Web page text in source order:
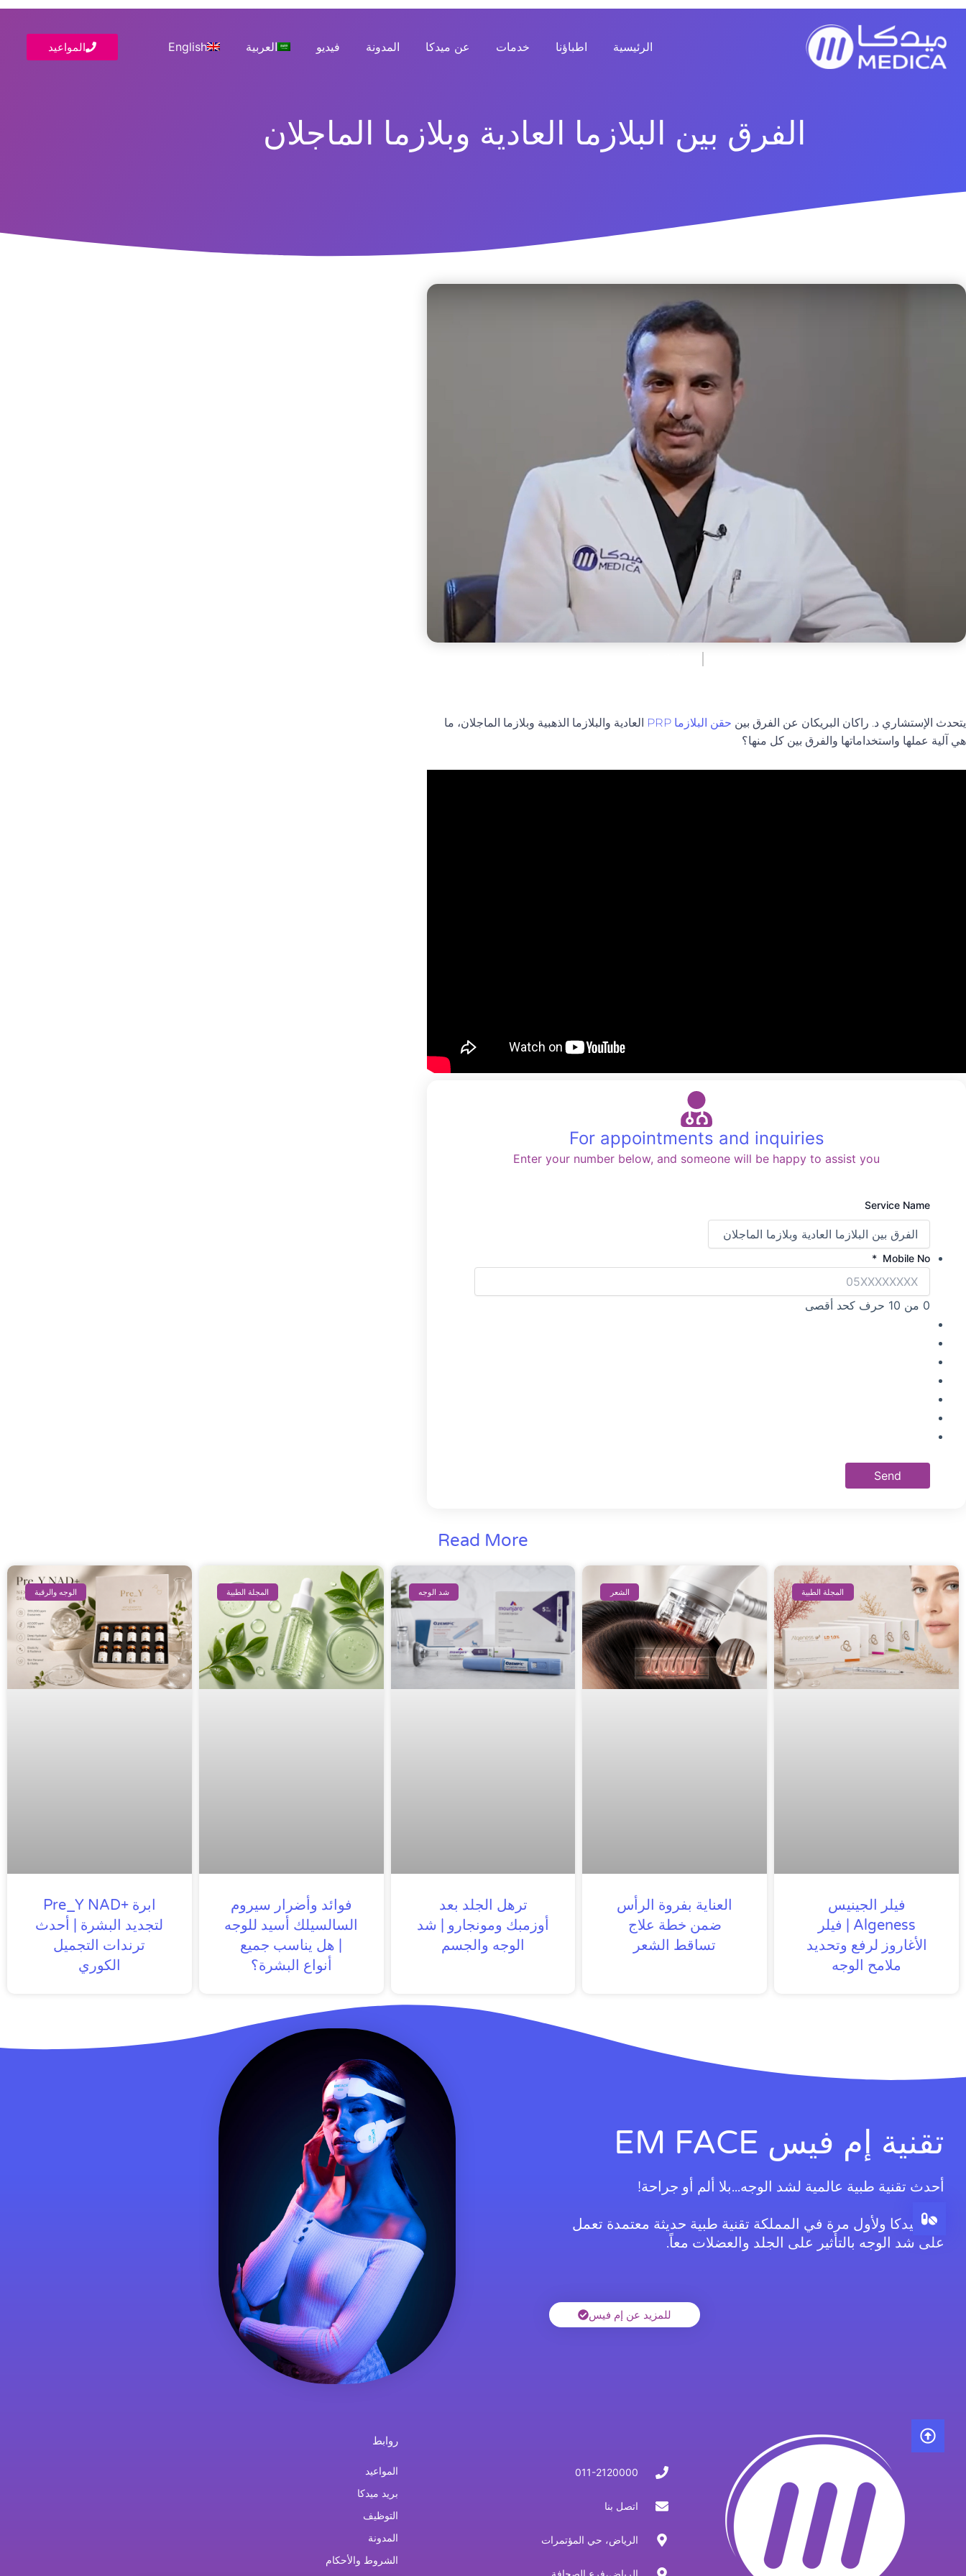
تخطي
المحتوى
الرئيسية اطباؤنا خدمات عن ميدكا المدونة فيديو العربية English المواعيد
الفرق بين البلازما العادية وبلازما الماجلان
يتحدث الإستشاري د. راكان البريكان عن الفرق بين حقن البلازما PRP
العادية والبلازما الذهبية وبلازما الماجلان، ما
هي آلية عملها واستخداماتها والفرق بين كل منها؟
For appointments and inquiries
Enter your number below, and someone will be happy to assist you
Service Name
Mobile No
*
0 من 10 حرف كحد أقصى
Read More
المجلة الطبية
فيلر الجينيس
Algeness | فيلر
الأغاروز لرفع وتحديد
ملامح الوجه
الشعر
العناية بفروة الرأس
ضمن خطة علاج
تساقط الشعر
شد الوجه
ترهل الجلد بعد
أوزمبك ومونجارو | شد
الوجه والجسم
المجلة الطبية
فوائد وأضرار سيروم
السالسيلك أسيد للوجه
| هل يناسب جميع
أنواع البشرة؟
الوجه والرقبة
ابرة Pre_Y NAD+‎
لتجديد البشرة | أحدث
ترندات التجميل
الكوري
تقنية إم فيس EM FACE
أحدث تقنية طبية عالمية لشد الوجه...بلا ألم أو جراحة!
في ميدكا ولأول مرة في المملكة تقنية طبية حديثة معتمدة تعمل
على شد الوجه بالتأثير على الجلد والعضلات معاً.
للمزيد عن إم فيس
011-2120000
اتصل بنا
الرياض، حي المؤتمرات
الرياض،فرع الصحافة
روابط
المواعيد
بريد ميدكا
التوظيف
المدونة
الشروط والأحكام